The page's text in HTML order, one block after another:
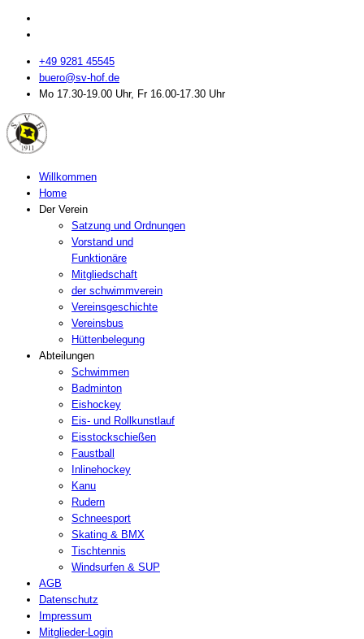
+49 9281 45545
buero@sv-hof.de
Mo 17.30-19.00 Uhr, Fr 16.00-17.30 Uhr
Willkommen
Home
Der Verein
Satzung und Ordnungen
Vorstand und
Funktionäre
Mitgliedschaft
der schwimmverein
Vereinsgeschichte
Vereinsbus
Hüttenbelegung
Abteilungen
Schwimmen
Badminton
Eishockey
Eis- und Rollkunstlauf
Eisstockschießen
Faustball
Inlinehockey
Kanu
Rudern
Schneesport
Skating & BMX
Tischtennis
Windsurfen & SUP
AGB
Datenschutz
Impressum
Mitglieder-Login